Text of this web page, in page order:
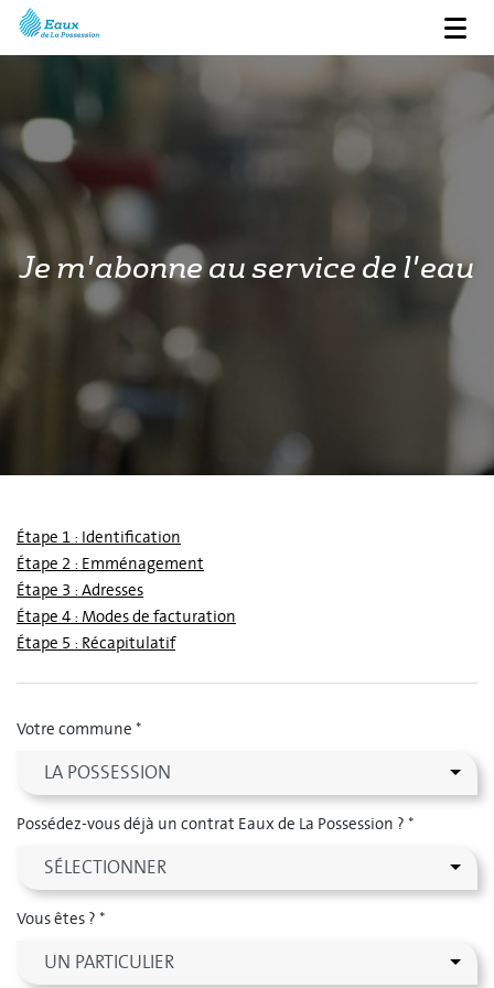
Je m'abonne au service de l'eau
Étape 1 : Identification
Étape 2 : Emménagement
Étape 3 : Adresses
Étape 4 : Modes de facturation
Étape 5 : Récapitulatif
Votre commune *
Possédez-vous déjà un contrat Eaux de La Possession ? *
Vous êtes ? *